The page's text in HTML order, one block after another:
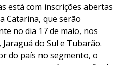
está com inscrições abertas
Catarina, que serão
no dia 17 de maio, nos
do Sul e Tubarão.
do país no segmento, o